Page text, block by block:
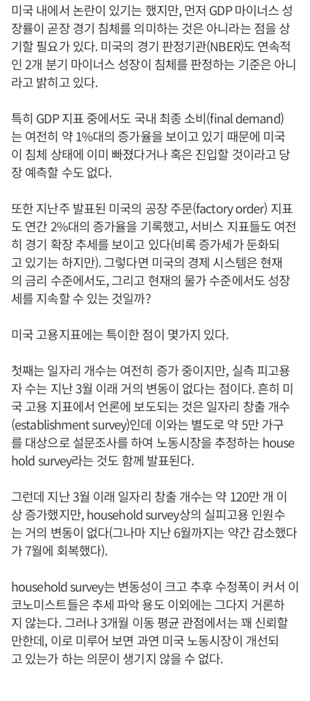
미국 내에서 논란이 있기는 했지만, 먼저 GDP 마이너스 성
장률이 곧장 경기 침체를 의미하는 것은 아니라는 점을 상
기할 필요가 있다. 미국의 경기 판정기관(NBER)도 연속적
인 2개 분기 마이너스 성장이 침체를 판정하는 기준은 아니
라고 밝히고 있다.
특히 GDP 지표 중에서도 국내 최종 소비(final demand)
는 여전히 약 1%대의 증가율을 보이고 있기 때문에 미국
이 침체 상태에 이미 빠졌다거나 혹은 진입할 것이라고 당
장 예측할 수도 없다.
또한 지난주 발표된 미국의 공장 주문(factory order) 지표
도 연간 2%대의 증가율을 기록했고, 서비스 지표들도 여전
히 경기 확장 추세를 보이고 있다(비록 증가세가 둔화되
고 있기는 하지만). 그렇다면 미국의 경제 시스템은 현재
의 금리 수준에서도, 그리고 현재의 물가 수준에서도 성장
세를 지속할 수 있는 것일까?
미국 고용지표에는 특이한 점이 몇가지 있다.
첫째는 일자리 개수는 여전히 증가 중이지만, 실측 피고용
자 수는 지난 3월 이래 거의 변동이 없다는 점이다. 흔히 미
국 고용 지표에서 언론에 보도되는 것은 일자리 창출 개수
(establishment survey)인데 이와는 별도로 약 5만 가구
를 대상으로 설문조사를 하여 노동시장을 추정하는 house
hold survey라는 것도 함께 발표된다.
그런데 지난 3월 이래 일자리 창출 개수는 약 120만 개 이
상 증가했지만, household survey상의 실피고용 인원수
는 거의 변동이 없다(그나마 지난 6월까지는 약간 감소했다
가 7월에 회복했다).
household survey는 변동성이 크고 추후 수정폭이 커서 이
코노미스트들은 추세 파악 용도 이외에는 그다지 거론하
지 않는다. 그러나 3개월 이동 평균 관점에서는 꽤 신뢰할
만한데, 이로 미루어 보면 과연 미국 노동시장이 개선되
고 있는가 하는 의문이 생기지 않을 수 없다.